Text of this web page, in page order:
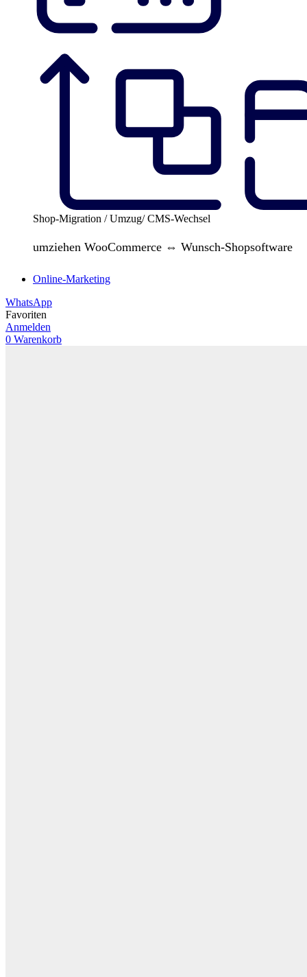
Shop-Migration / Umzug/ CMS-Wechsel
umziehen WooCommerce ⇔ Wunsch-Shopsoftware
Online-Marketing
WhatsApp
Favoriten
Anmelden
0 Warenkorb